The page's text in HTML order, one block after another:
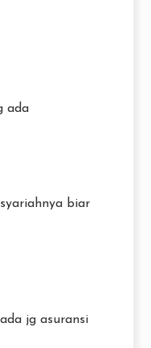
ada
biar
jg asuransi